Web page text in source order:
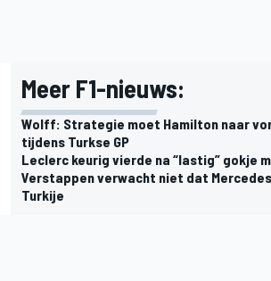
Meer F1-nieuws:
Wolff: Strategie moet Hamilton naar
tijdens Turkse GP
Leclerc keurig vierde na “lastig” gokje
Verstappen verwacht niet dat
Turkije